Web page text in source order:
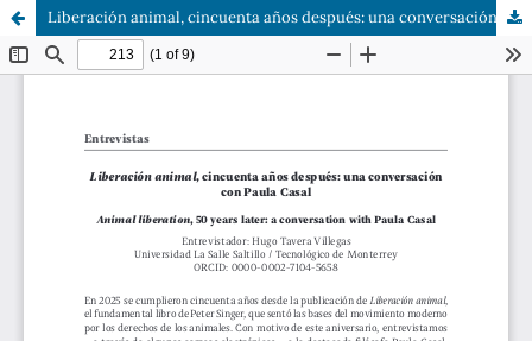
Liberación animal, cincuenta años después: una conversación con Paula Casal